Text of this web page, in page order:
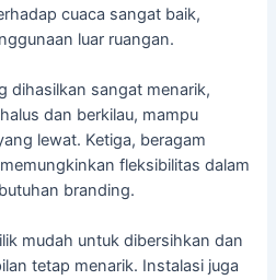
cuaca sangat baik,
luar ruangan.
dihasilkan sangat menarik,
dan berkilau, mampu
lewat. Ketiga, beragam
fleksibilitas dalam
branding.
mudah untuk dibersihkan dan
tetap menarik. Instalasi juga